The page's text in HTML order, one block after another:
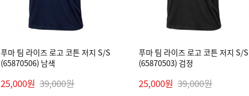
푸마 팀 라이즈 로고 코튼 저지 S/S
(65870506) 남색
25,000원 39,000원
푸마 팀 라이즈 로고 코튼 저지 S/S
(65870503) 검정
25,000원 39,000원